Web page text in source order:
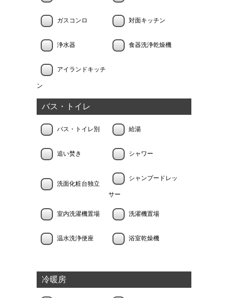
ガスコンロ 対面キッチン
浄水器 食器洗浄乾燥機
アイランドキッチ
ン
バス・トイレ
バス・トイレ別 給湯
追い焚き シャワー
洗面化粧台独立
シャンプードレッ
サー
室内洗濯機置場 洗濯機置場
温水洗浄便座 浴室乾燥機
冷暖房